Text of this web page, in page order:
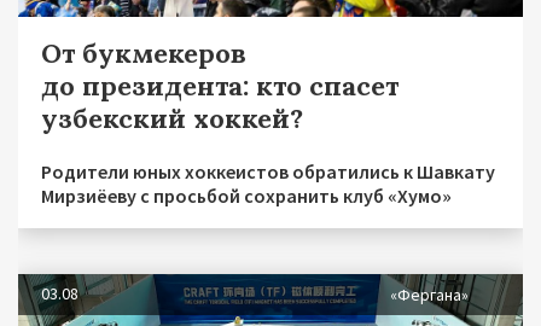
От букмекеров
до президента: кто спасет
узбекский хоккей?
Родители юных хоккеистов обратились к Шавкату
Мирзиёеву с просьбой сохранить клуб «Хумо»
03.08 «Фергана»